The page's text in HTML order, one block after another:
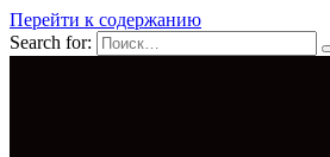
Перейти к содержанию
Search for: